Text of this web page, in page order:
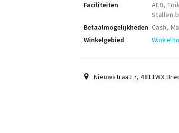
Faciliteiten
AED,
Stallen
Betaalmogelijkheden Cash,
Winkelgebied
Nieuwstraat 7,4811WX